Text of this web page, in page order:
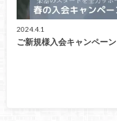
2024.4.1
ご新規様入会キャンペーン